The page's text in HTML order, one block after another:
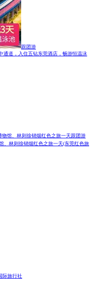
跟团游
通道，入住五钻东莞酒店，畅游恒温泳
跟团游
、林则徐销烟红色之旅一天(东莞红色旅
际旅行社